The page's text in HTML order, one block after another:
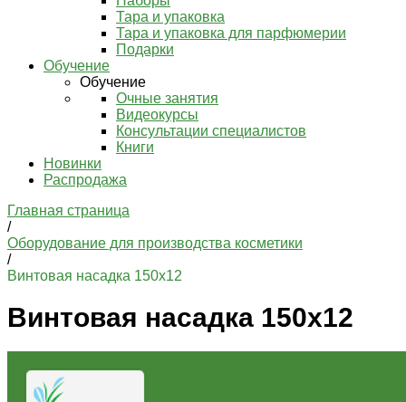
Тара и упаковка
Тара и упаковка для парфюмерии
Подарки
Обучение
Обучение
Очные занятия
Видеокурсы
Консультации специалистов
Книги
Новинки
Распродажа
Главная страница
/
Оборудование для производства косметики
/
Винтовая насадка 150х12
Винтовая насадка 150х12